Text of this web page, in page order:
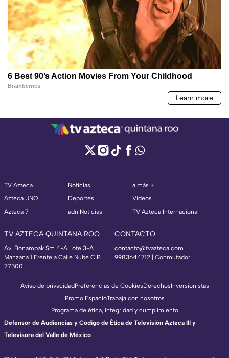
TV Azteca
Azteca UNO
Azteca 7
Noticias
Deportes
adn Noticias
a más +
Videos
TV Azteca Internacional
TV AZTECA QUINTANA ROO
Av. Bonampak Sm 4-A Lote 3-A
Manzana 1 Frente a Calle Nube C.P.
77500
CONTACTO
contacto@tvazteca.com
9983644712 | Conmutador
Aviso de privacidadPreferencias de CookiesDerechosInversionistas
Promo EspacioTrabaja con nosotros
Programa de ética, integridad y cumplimiento
Defensor de Audiencias y Código de Ética de Televisión Azteca III y
Televisora del Valle de México